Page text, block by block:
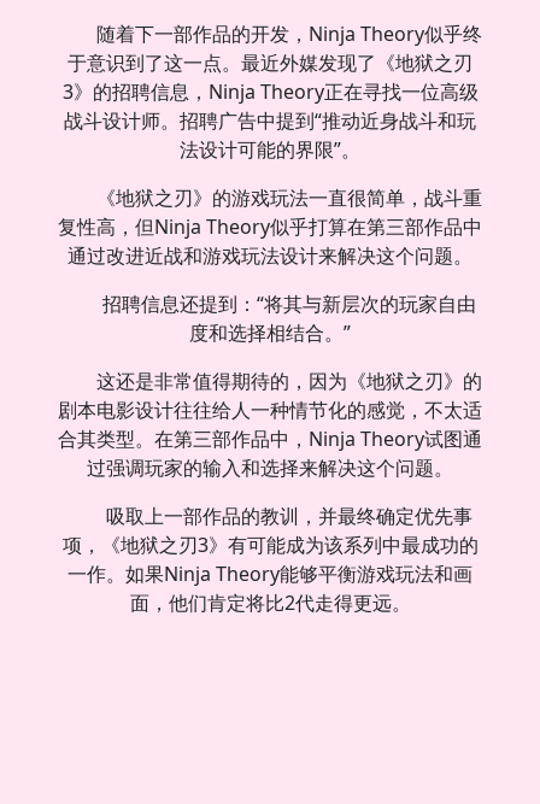
随着下一部作品的开发，Ninja Theory似乎终
于意识到了这一点。最近外媒发现了《地狱之刃
3》的招聘信息，Ninja Theory正在寻找一位高级
战斗设计师。招聘广告中提到“推动近身战斗和玩
法设计可能的界限”。
《地狱之刃》的游戏玩法一直很简单，战斗重
复性高，但Ninja Theory似乎打算在第三部作品中
通过改进近战和游戏玩法设计来解决这个问题。
招聘信息还提到：“将其与新层次的玩家自由
度和选择相结合。”
这还是非常值得期待的，因为《地狱之刃》的
剧本电影设计往往给人一种情节化的感觉，不太适
合其类型。在第三部作品中，Ninja Theory试图通
过强调玩家的输入和选择来解决这个问题。
吸取上一部作品的教训，并最终确定优先事
项，《地狱之刃3》有可能成为该系列中最成功的
一作。如果Ninja Theory能够平衡游戏玩法和画
面，他们肯定将比2代走得更远。